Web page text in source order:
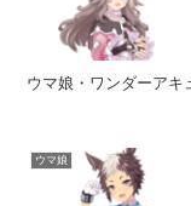
ウマ娘・ワンダーアキ
ウマ娘